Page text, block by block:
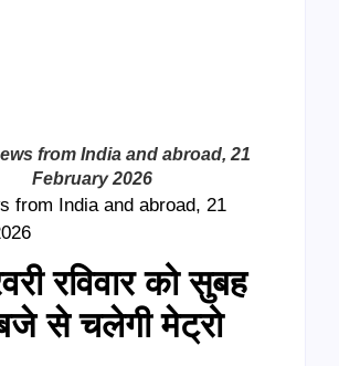
from India and abroad, 21
February 2026
from India and abroad, 21
रविवार को सुबह
से चलेगी मेट्रो